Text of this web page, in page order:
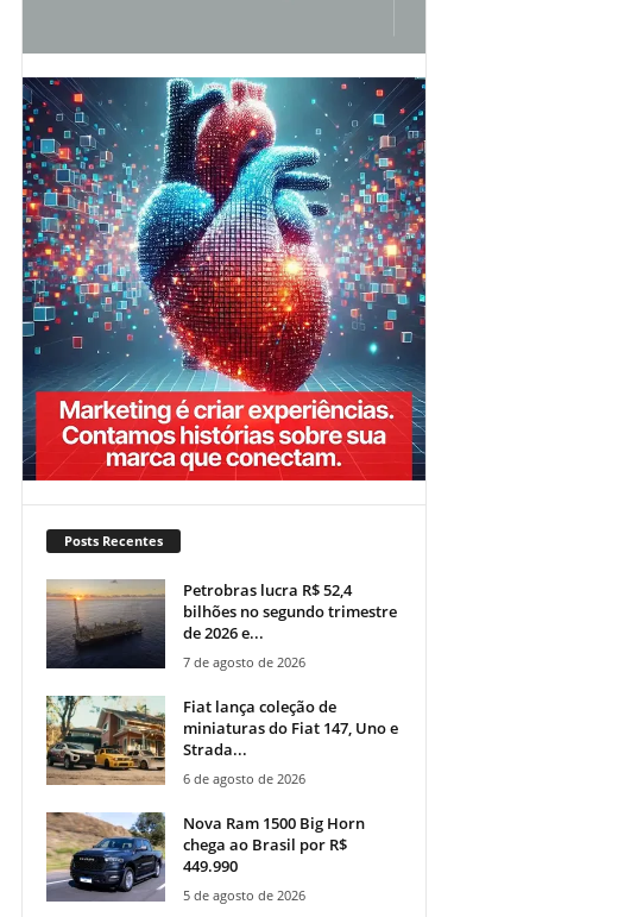
Posts Recentes
Petrobras lucra R$ 52,4
bilhões no segundo trimestre
de 2026 e...
7 de agosto de 2026
Fiat lança coleção de
miniaturas do Fiat 147, Uno e
Strada...
6 de agosto de 2026
Nova Ram 1500 Big Horn
chega ao Brasil por R$
449.990
5 de agosto de 2026